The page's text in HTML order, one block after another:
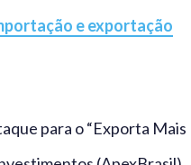
e exportação
para o “Exporta Mais